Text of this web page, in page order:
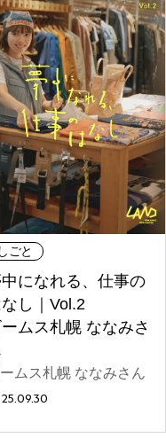
の正解
世界
しごと
になれる、仕事の
し｜Vol.2
ームス札幌 ななみさ
ムス札幌 ななみさん